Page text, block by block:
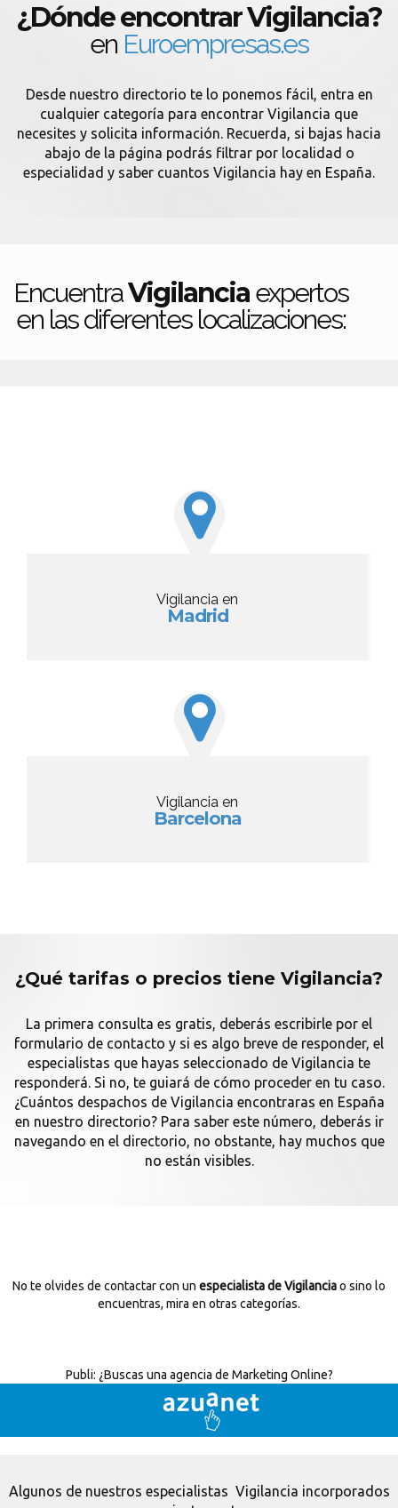
¿Dónde encontrar Vigilancia?
en Euroempresas.es
Desde nuestro directorio te lo ponemos fácil, entra en
cualquier categoría para encontrar Vigilancia que
necesites y solicita información. Recuerda, si bajas hacia
abajo de la página podrás filtrar por localidad o
especialidad y saber cuantos Vigilancia hay en España.
EncuentraVigilancia expertos
en las diferentes localizaciones:
Vigilancia en
Madrid
Vigilancia en
Barcelona
¿Qué tarifas o precios tiene Vigilancia?
La primera consulta es gratis, deberás escribirle por el
formulario de contacto y si es algo breve de responder, el
especialistas que hayas seleccionado de Vigilancia te
responderá. Si no, te guiará de cómo proceder en tu caso.
¿Cuántos despachos de Vigilancia encontraras en España
en nuestro directorio? Para saber este número, deberás ir
navegando en el directorio, no obstante, hay muchos que
no están visibles.
No te olvides de contactar con un especialista de Vigilanciao sino lo
encuentras, mira en otras categorías.
Publi: ¿Buscas una agencia de Marketing Online?
Algunos de nuestros especialistas Vigilancia incorporados